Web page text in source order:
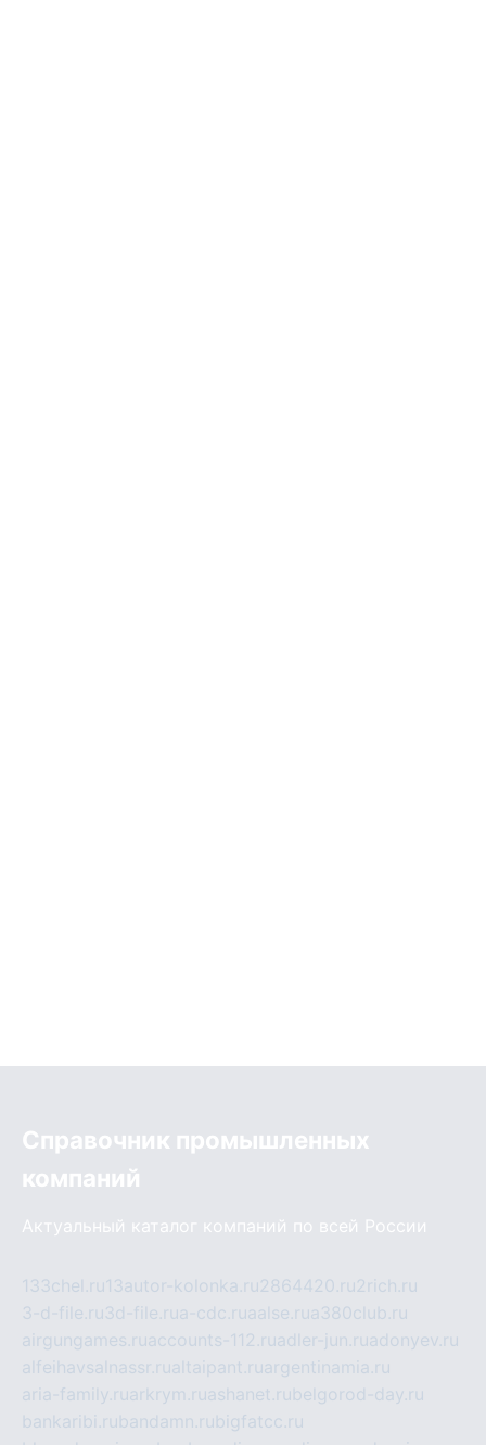
Справочник промышленных
компаний
Актуальный каталог компаний по всей России
133chel.ru13autor-kolonka.ru2864420.ru2rich.ru
3-d-file.ru3d-file.rua-cdc.ruaalse.rua380club.ru
airgungames.ruaccounts-112.ruadler-jun.ruadonyev.ru
alfeihavsalnassr.rualtaipant.ruargentinamia.ru
aria-family.ruarkrym.ruashanet.rubelgorod-day.ru
bankaribi.rubandamn.rubigfatcc.ru